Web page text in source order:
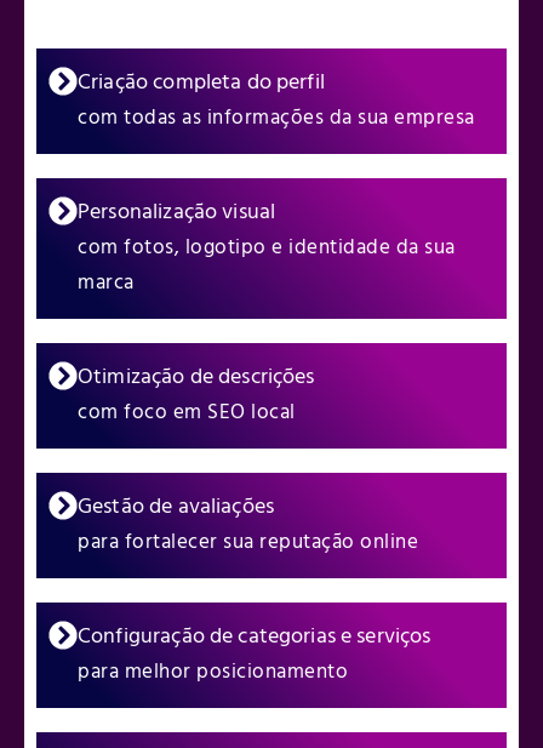
Criação completa do perfil
com todas as informações da sua empresa
Personalização visual
com fotos, logotipo e identidade da sua
marca
Otimização de descrições
com foco em SEO local
Gestão de avaliações
para fortalecer sua reputação online
Configuração de categorias e serviços
para melhor posicionamento